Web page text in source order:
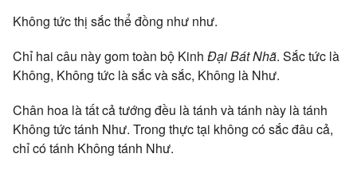
Không tức thị sắc thể đồng như như.
Chỉ hai câu này gom toàn bộ Kinh Đại Bát Nhã. Sắc tức là
Không, Không tức là sắc và sắc, Không là Như.
Chân hoa là tất cả tướng đều là tánh và tánh này là tánh
Không tức tánh Như. Trong thực tại không có sắc đâu cả,
chỉ có tánh Không tánh Như.